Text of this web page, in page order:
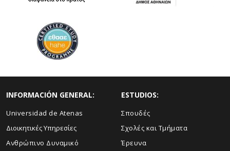
INFORMACIÓN GENERAL:
Universidad de Atenas
Διοικητικές Υπηρεσίες
Ανθρώπινο Δυναμικό
ESTUDIOS:
Σπουδές
Σχολές και Τμήματα
Έρευνα